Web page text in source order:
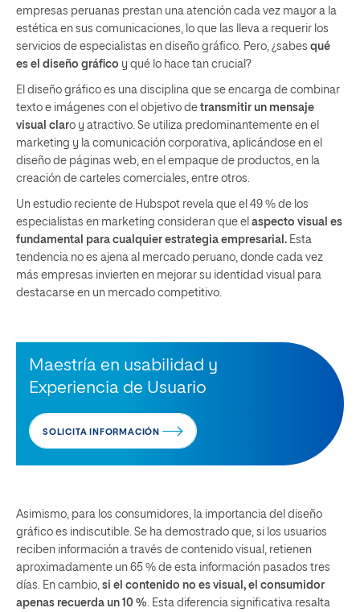
empresas peruanas prestan una atención cada vez mayor a la
estética en sus comunicaciones, lo que las lleva a requerir los
servicios de especialistas en diseño gráfico. Pero, ¿sabes qué
es el diseño gráfico y qué lo hace tan crucial?
El diseño gráfico es una disciplina que se encarga de combinar
texto e imágenes con el objetivo de transmitir un mensaje
visual claro y atractivo. Se utiliza predominantemente en el
marketing y la comunicación corporativa, aplicándose en el
diseño de páginas web, en el empaque de productos, en la
creación de carteles comerciales, entre otros.
Un estudio reciente de Hubspot revela que el 49 % de los
especialistas en marketing consideran que el aspecto visual es
fundamental para cualquier estrategia empresarial. Esta
tendencia no es ajena al mercado peruano, donde cada vez
más empresas invierten en mejorar su identidad visual para
destacarse en un mercado competitivo.
Maestría en usabilidad y
Experiencia de Usuario
SOLICITA INFORMACIÓN
Asimismo, para los consumidores, la importancia del diseño
gráfico es indiscutible. Se ha demostrado que, si los usuarios
reciben información a través de contenido visual, retienen
aproximadamente un 65 % de esta información pasados tres
días. En cambio, si el contenido no es visual, el consumidor
apenas recuerda un 10 % . Esta diferencia significativa resalta